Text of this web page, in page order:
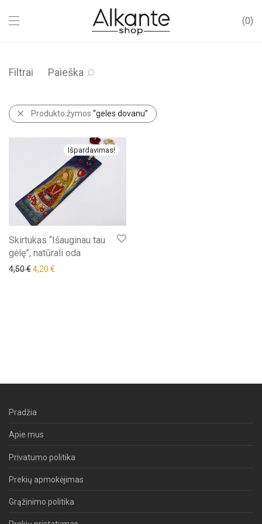
0
Filtrai Paieška
Produkto žymos “geles dovanu”
Išpardavimas!
Skirtukas “Išauginau tau
gėlę”, natūrali oda
4,50€Original price was: 4,50 €.
4,20 €
Pradžia
Apie mus
Privatumo politika
Prekių apmokėjimas
Grąžinimo politika